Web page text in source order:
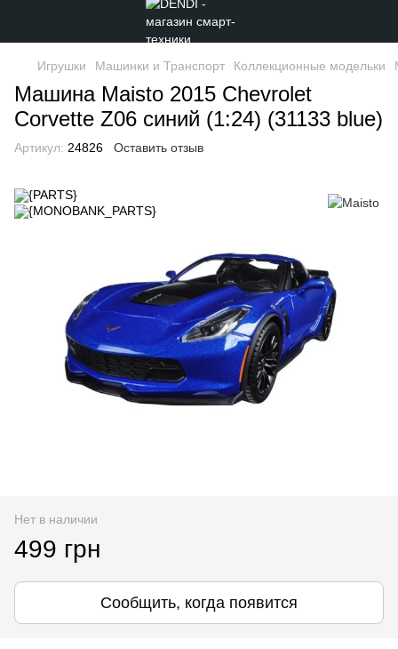
Игрушки Машинки и Транспорт Коллекционные модельки
Машина Maisto 2015 Chevrolet
Corvette Z06 синий (1:24) (31133 blue)
Артикул: 24826 Оставить отзыв
Нет в наличии
499 грн
Сообщить, когда появится